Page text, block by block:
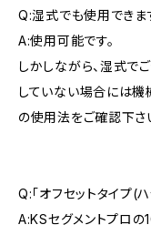
Q:湿式でも使用できま
A:使用可能です。
しかしながら、湿式で
していない場合には
の使用法をご確認下さ
Q:「オフセットタイプ(
A:KSセグメントプロの